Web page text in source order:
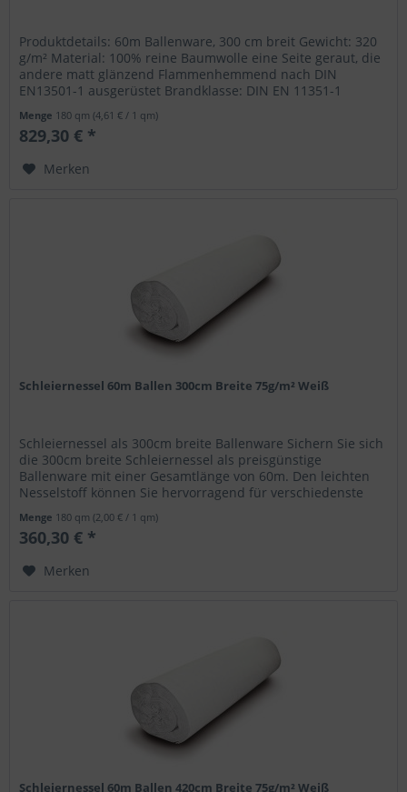
Produktdetails: 60m Ballenware, 300 cm breit Gewicht: 320
g/m² Material: 100% reine Baumwolle eine Seite geraut, die
andere matt glänzend Flammenhemmend nach DIN
EN13501-1 ausgerüstet Brandklasse: DIN EN 11351-1
Menge 180 qm(4,61 € / 1 qm)
829,30 € *
Merken
Schleiernessel 60m Ballen 300cm Breite 75g/m² Weiß
Schleiernessel als 300cm breite Ballenware Sichern Sie sich
die 300cm breite Schleiernessel als preisgünstige
Ballenware mit einer Gesamtlänge von 60m. Den leichten
Nesselstoff können Sie hervorragend für verschiedenste
Menge 180 qm(2,00 € / 1 qm)
360,30 € *
Merken
Schleiernessel 60m Ballen 420cm Breite 75g/m² Weiß